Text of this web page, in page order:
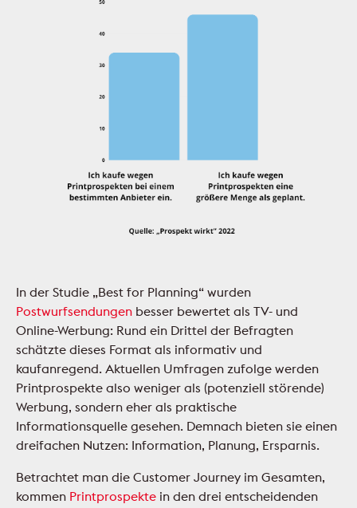
In der Studie „Best for Planning“ wurden
Postwurfsendungen besser bewertet als TV- und
Online-Werbung: Rund ein Drittel der Befragten
schätzte dieses Format als informativ und
kaufanregend. Aktuellen Umfragen zufolge werden
Printprospekte also weniger als (potenziell störende)
Werbung, sondern eher als praktische
Informationsquelle gesehen. Demnach bieten sie einen
dreifachen Nutzen: Information, Planung, Ersparnis.
Betrachtet man die Customer Journey im Gesamten,
kommen Printprospekte in den drei entscheidenden